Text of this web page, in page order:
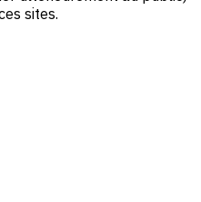
sites.